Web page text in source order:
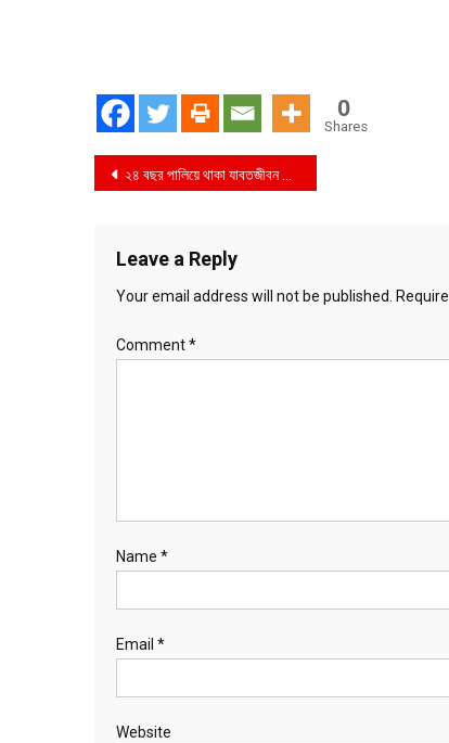
0
Shares
Post
২৪ বছর পালিয়ে থাকা যাবতজীবন সাজাপ্রাপ্ত আসামিকে গ্রেপ্তার করেছে র‍্যাব
Leave a Reply
Your email address will not be published.
Comment*
Name *
Email *
Website